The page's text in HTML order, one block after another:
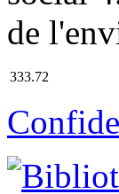
de
333.72